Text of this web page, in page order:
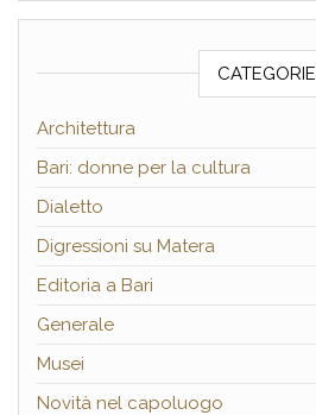
CATEGORIE
Architettura
Bari: donne per la cultura
Dialetto
Digressioni su Matera
Editoria a Bari
Generale
Musei
Novità nel capoluogo